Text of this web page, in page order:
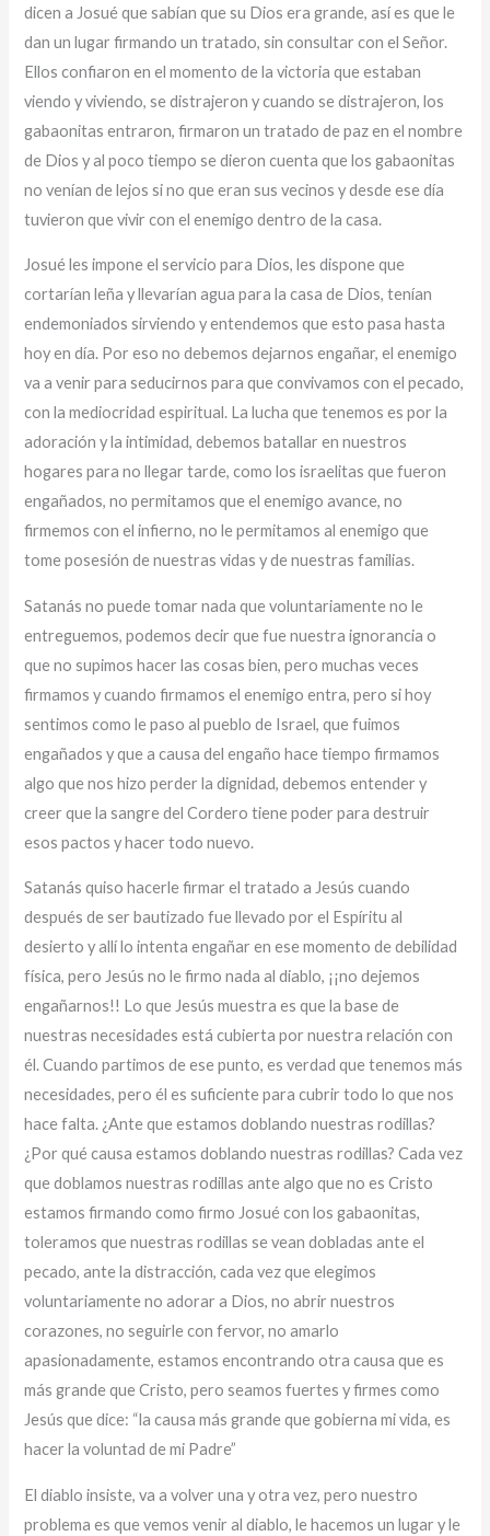
dicen a Josué que sabían que su Dios era grande, así es que le
dan un lugar firmando un tratado, sin consultar con el Señor.
Ellos confiaron en el momento de la victoria que estaban
viendo y viviendo, se distrajeron y cuando se distrajeron, los
gabaonitas entraron, firmaron un tratado de paz en el nombre
de Dios y al poco tiempo se dieron cuenta que los gabaonitas
no venían de lejos si no que eran sus vecinos y desde ese día
tuvieron que vivir con el enemigo dentro de la casa.
Josué les impone el servicio para Dios, les dispone que
cortarían leña y llevarían agua para la casa de Dios, tenían
endemoniados sirviendo y entendemos que esto pasa hasta
hoy en día. Por eso no debemos dejarnos engañar, el enemigo
va a venir para seducirnos para que convivamos con el pecado,
con la mediocridad espiritual. La lucha que tenemos es por la
adoración y la intimidad, debemos batallar en nuestros
hogares para no llegar tarde, como los israelitas que fueron
engañados, no permitamos que el enemigo avance, no
firmemos con el infierno, no le permitamos al enemigo que
tome posesión de nuestras vidas y de nuestras familias.
Satanás no puede tomar nada que voluntariamente no le
entreguemos, podemos decir que fue nuestra ignorancia o
que no supimos hacer las cosas bien, pero muchas veces
firmamos y cuando firmamos el enemigo entra, pero si hoy
sentimos como le paso al pueblo de Israel, que fuimos
engañados y que a causa del engaño hace tiempo firmamos
algo que nos hizo perder la dignidad, debemos entender y
creer que la sangre del Cordero tiene poder para destruir
esos pactos y hacer todo nuevo.
Satanás quiso hacerle firmar el tratado a Jesús cuando
después de ser bautizado fue llevado por el Espíritu al
desierto y allí lo intenta engañar en ese momento de debilidad
física, pero Jesús no le firmo nada al diablo, ¡¡no dejemos
engañarnos!! Lo que Jesús muestra es que la base de
nuestras necesidades está cubierta por nuestra relación con
él. Cuando partimos de ese punto, es verdad que tenemos más
necesidades, pero él es suficiente para cubrir todo lo que nos
hace falta. ¿Ante que estamos doblando nuestras rodillas?
¿Por qué causa estamos doblando nuestras rodillas? Cada vez
que doblamos nuestras rodillas ante algo que no es Cristo
estamos firmando como firmo Josué con los gabaonitas,
toleramos que nuestras rodillas se vean dobladas ante el
pecado, ante la distracción, cada vez que elegimos
voluntariamente no adorar a Dios, no abrir nuestros
corazones, no seguirle con fervor, no amarlo
apasionadamente, estamos encontrando otra causa que es
más grande que Cristo, pero seamos fuertes y firmes como
Jesús que dice: “la causa más grande que gobierna mi vida, es
hacer la voluntad de mi Padre”
El diablo insiste, va a volver una y otra vez, pero nuestro
problema es que vemos venir al diablo, le hacemos un lugar y le